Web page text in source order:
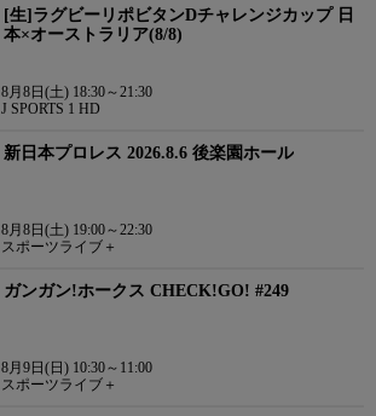
[生]ラグビーリポビタンDチャレンジカップ 日
本×オーストラリア(8/8)
8月8日(土) 18:30～21:30
J SPORTS 1 HD
新日本プロレス 2026.8.6 後楽園ホール
8月8日(土) 19:00～22:30
スポーツライブ＋
ガンガン!ホークス CHECK!GO! #249
8月9日(日) 10:30～11:00
スポーツライブ＋